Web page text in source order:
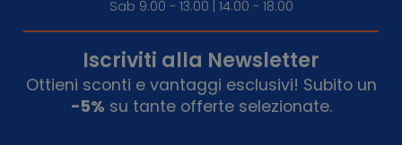
Sab 9.00 - 13.00 | 14.00 - 18.00
Iscriviti alla Newsletter
Ottieni sconti e vantaggi esclusivi! Subito un
-5% su tante offerte selezionate.